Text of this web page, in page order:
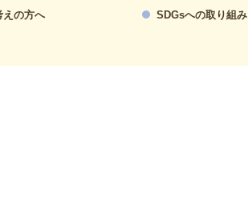
えの方へ SDGsへの取り組み